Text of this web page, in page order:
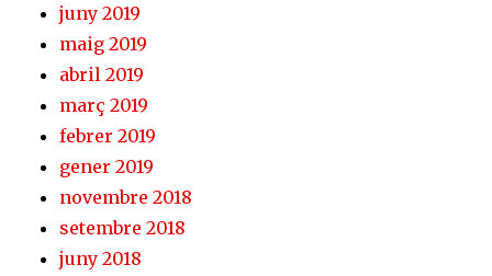
juny 2019
maig 2019
abril 2019
març 2019
febrer 2019
gener 2019
novembre 2018
setembre 2018
juny 2018